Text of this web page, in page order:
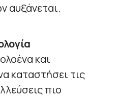
αυξάνεται.
και
καταστήσει τις
πιο